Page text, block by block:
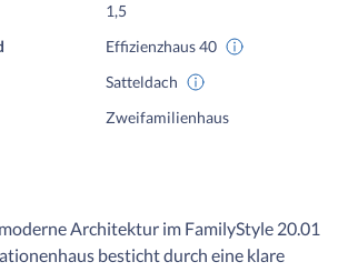
1,5
Effizienzhaus 40
Satteldach
Zweifamilienhaus
Architektur im FamilyStyle 20.01
besticht durch eine klare